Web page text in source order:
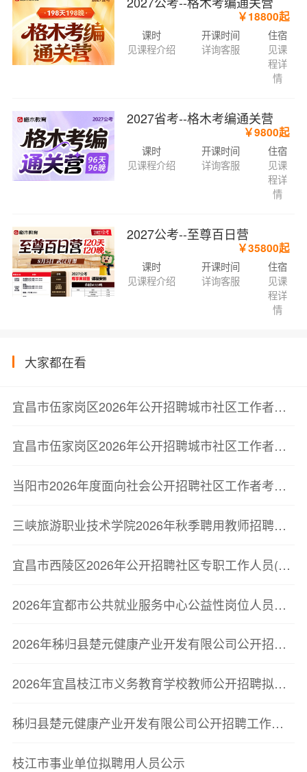
￥18800起
课时
见课程介绍
开课时间
详询客服
住宿
见课
程详
情
2027省考--格木考编通关营
￥9800起
课时
见课程介绍
开课时间
详询客服
住宿
见课
程详
情
2027公考--至尊百日营
￥35800起
课时
见课程介绍
开课时间
详询客服
住宿
见课
程详
情
大家都在看
宜昌市伍家岗区2026年公开招聘城市社区工作者笔试成绩及最低合格分数线公告
宜昌市伍家岗区2026年公开招聘城市社区工作者笔试成绩及最低合格分数线公告
当阳市2026年度面向社会公开招聘社区工作者考试综合成绩、参加体检及纳入专职社区工作者后备人才库人员公告
三峡旅游职业技术学院2026年秋季聘用教师招聘公告
宜昌市西陵区2026年公开招聘社区专职工作人员(网格员)体检公告
2026年宜都市公共就业服务中心公益性岗位人员招聘公告
2026年秭归县楚元健康产业开发有限公司公开招聘人员面试成绩公告
2026年宜昌枝江市义务教育学校教师公开招聘拟聘用人员公示公告
秭归县楚元健康产业开发有限公司公开招聘工作人员笔试成绩公告
枝江市事业单位拟聘用人员公示